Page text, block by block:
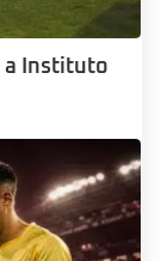
a Instituto